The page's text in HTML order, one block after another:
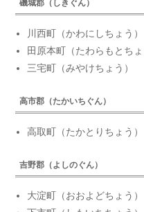
磯城郡（しきぐん）
川西町（かわにしちょう）
田原本町（たわらもとちょ
三宅町（みやけちょう）
高市郡（たかいちぐん）
高取町（たかとりちょう）
吉野郡（よしのぐん）
大淀町（おおよどちょう）